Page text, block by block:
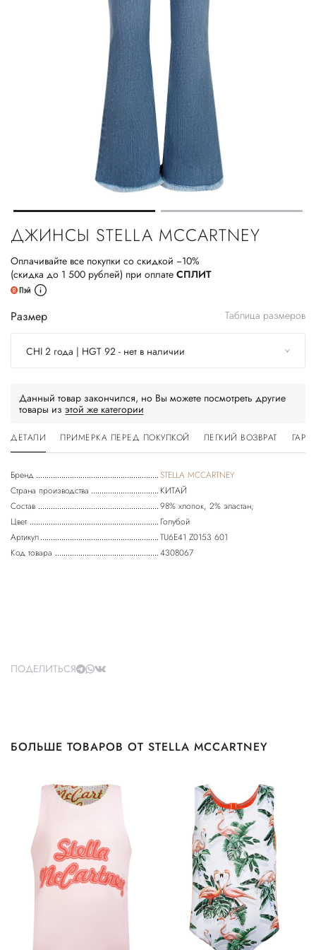
ДЖИНСЫ STELLA MCCARTNEY
Оплачивайте все покупки со скидкой −10%
(скидка до 1 500 рублей) при оплате СПЛИТ
Размер Таблица размеров
CHI 2 года | HGT 92 - нет в наличии
Данный товар закончился, но Вы можете посмотреть другие
товары из этой же категории
ДЕТАЛИ ПРИМЕРКА ПЕРЕД ПОКУПКОЙ ЛЕГКИЙ ВОЗВРАТ
Бренд
STELLA MCCARTNEY
Страна производства
КИТАЙ
Состав
98% хлопок, 2% эластан;
Цвет
Голубой
Артикул
TU6E41 Z0153 601
Код товара
4308067
ПОДЕЛИТЬСЯ
БОЛЬШЕ ТОВАРОВ ОТ STELLA MCCARTNEY